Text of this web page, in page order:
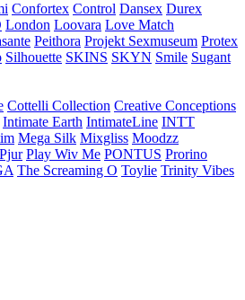
Confortex Control Dansex Durex
London Loovara Love Match
Peithora Projekt Sexmuseum Protex
Silhouette SKINS SKYN Smile Sugant
Cottelli Collection Creative Conceptions
Intimate Earth IntimateLine INTT
Mega Silk Mixgliss Moodzz
Pjur Play Wiv Me PONTUS Prorino
The Screaming O Toylie Trinity Vibes